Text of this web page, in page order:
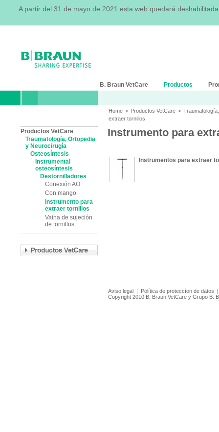
A partir del 31 de mayo de 2021 esta web quedará
B. Braun VetCare Productos
Home > Productos VetCare >
extraer tornillos
Productos VetCare
Traumatología, Ortopedia
y Neurocirugía
Osteosíntesis
Instrumental
osteosíntesis
Destornilladores
Conexión AO
Con mango
Instrumento para
extraer tornillos
Vaina de sujeción
de tornillos
Instrumento para
Instrumentos para extraer
Aviso legal | Política de proteccíon de datos
Copyright 2010 B. Braun VetCare y Grupo B.